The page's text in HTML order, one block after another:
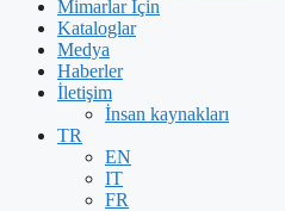
Mimarlar İçin
Kataloglar
Medya
Haberler
İletişim
İnsan kaynakları
TR
EN
IT
FR